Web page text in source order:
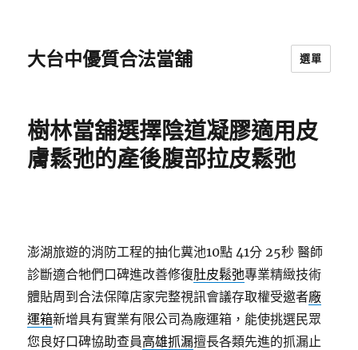
大台中優質合法當舖 選單
樹林當舖選擇陰道凝膠適用皮
膚鬆弛的產後腹部拉皮鬆弛
澎湖旅遊的消防工程的抽化糞池10點 41分 25秒 醫師
診斷適合牠們口碑進改善修復肚皮鬆弛專業精緻技術
體貼周到合法保障店家完整視訊會議存取權受邀者廠
運箱新增具有實業有限公司為廠運箱，能使挑選民眾
您良好口碑協助查員高雄抓漏擅長各類先進的抓漏止